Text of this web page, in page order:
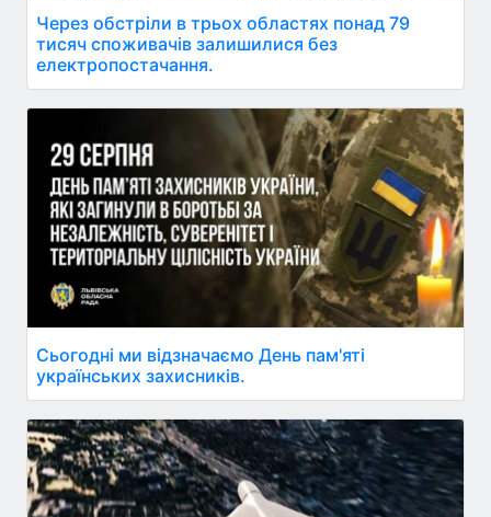
Через обстріли в трьох областях понад 79
тисяч споживачів залишилися без
електропостачання.
Сьогодні ми відзначаємо День пам'яті
українських захисників.